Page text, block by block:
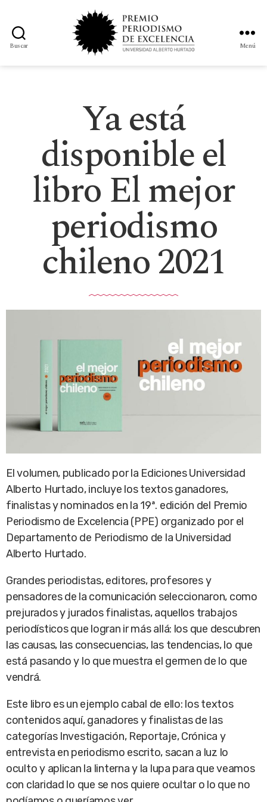
Buscar Menú
Ya está
disponible el
libro El mejor
periodismo
chileno 2021
El volumen, publicado por la Ediciones Universidad
Alberto Hurtado, incluye los textos ganadores,
finalistas y nominados en la 19ª. edición del Premio
Periodismo de Excelencia (PPE) organizado por el
Departamento de Periodismo de la Universidad
Alberto Hurtado.
Grandes periodistas, editores, profesores y
pensadores de la comunicación seleccionaron, como
prejurados y jurados finalistas, aquellos trabajos
periodísticos que logran ir más allá: los que descubren
las causas, las consecuencias, las tendencias, lo que
está pasando y lo que muestra el germen de lo que
vendrá.
Este libro es un ejemplo cabal de ello: los textos
contenidos aquí, ganadores y finalistas de las
categorías Investigación, Reportaje, Crónica y
entrevista en periodismo escrito, sacan a luz lo
oculto y aplican la linterna y la lupa para que veamos
con claridad lo que se nos quiere ocultar o lo que no